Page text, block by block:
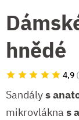
hnědé
4,9 (
Sandálys
mikrovlákna s